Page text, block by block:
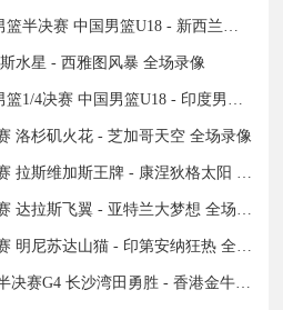
2024年09月08日U18亚洲杯男篮半决赛 中国男篮U18 - 新西兰男篮U18 录像
水星 - 西雅图风暴 全场录像
2024年09月07日U18亚洲杯男篮1/4决赛 中国男篮U18 - 印度男篮U18 录像
洛杉矶火花 - 芝加哥天空 全场录像
2024年09月07日WNBA常规赛 拉斯维加斯王牌 - 康涅狄格太阳 全场录像
2024年09月07日WNBA常规赛 达拉斯飞翼 - 亚特兰大梦想 全场录像
2024年09月07日WNBA常规赛 明尼苏达山猫 - 印第安纳狂热 全场录像
2024年09月06日NBL季后赛半决赛G4 长沙湾田勇胜 - 香港金牛 全场录像